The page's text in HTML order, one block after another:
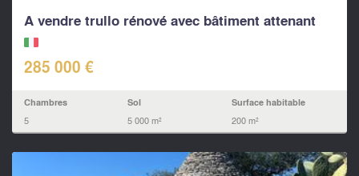
A vendre trullo rénové avec bâtiment attenant
285 000 €
Chambres
5
Sol
5 000 m²
Surface habitable
200 m²